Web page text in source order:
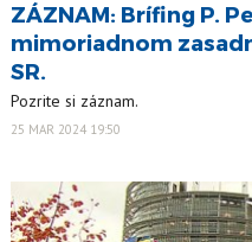
ZÁZNAM: Brífing P.
mimoriadnom
SR.
Pozrite si záznam.
25 MAR 2024 19:50